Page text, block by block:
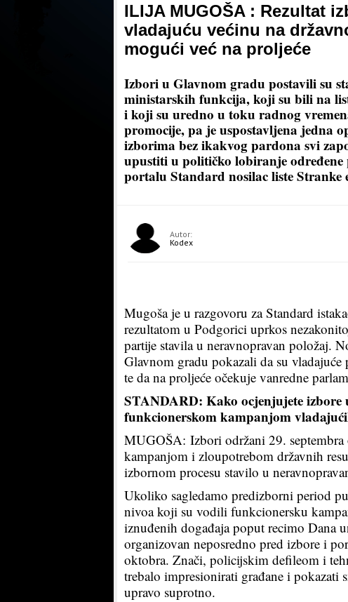
ILIJA MUGOŠA : Rezultat
vladajuću većinu na
mogući već na proljeće
Izbori u Glavnom gradu postavili su
ministarskih funkcija, koji su bili na
i koji su uredno u toku radnog
promocije, pa je uspostavljena jedna
izborima bez ikakvog pardona svi
upustiti u političko lobiranje
portalu Standard nosilac liste Stranke
Autor:
Kodex
Mugoša je u razgovoru za Standard
rezultatom u Podgorici uprkos
partije stavila u neravnopravan položaj.
Glavnom gradu pokazali da su
te da na proljeće očekuje vanredne
STANDARD: Kako ocjenjujete
funkcionerskom kampanjom
MUGOŠA: Izbori održani 29.
kampanjom i zloupotrebom državnih
izbornom procesu stavilo u
Ukoliko sagledamo predizborni period
nivoa koji su vodili funkcionersku
iznuđenih događaja poput recimo Dana
organizovan neposredno pred izbore i
oktobra. Znači, policijskim defileom i
trebalo impresionirati građane i pokazati
upravo suprotno.